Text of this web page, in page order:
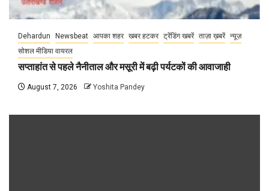
Dehardun Newsbeat आपका शहर खबर हटकर ट्रेंडिंग खबरें ताज़ा ख़बरें न्यूज़
सोशल मीडिया वायरल
सप्ताहांत से पहले नैनीताल और मसूरी में बढ़ी पर्यटकों की आवाजाही
August 7, 2026 Yoshita Pandey